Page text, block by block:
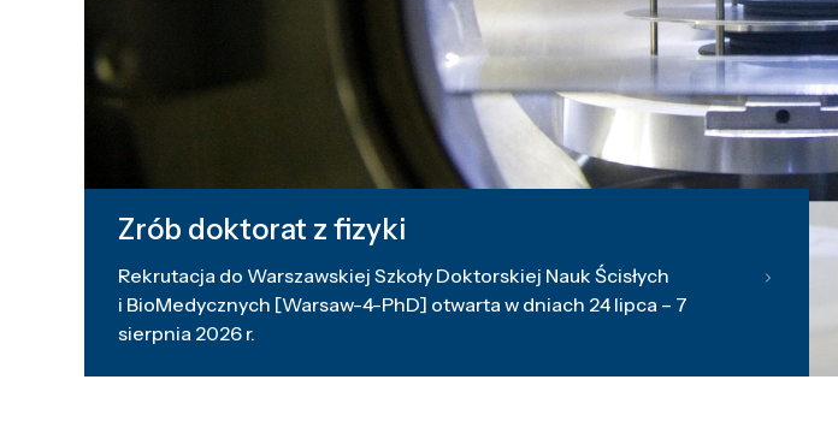
Zrób doktorat z fizyki
Rekrutacja do Warszawskiej Szkoły Doktorskiej Nauk Ścisłych
i BioMedycznych [Warsaw-4-PhD] otwarta w dniach 24 lipca – 7
sierpnia 2026 r.